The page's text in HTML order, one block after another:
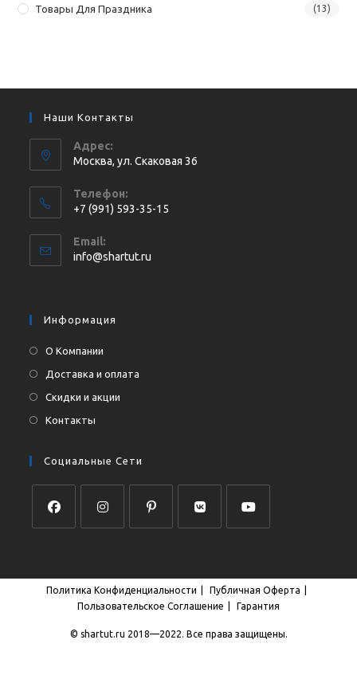
Товары Для Праздника (13)
Наши Контакты
Адрес:
Москва, ул. Cкаковая 36
Телефон:
+7 (991) 593-35-15
в
вашем
Email:
info@shartut.ru
Информация
О Компании
Доставка и оплата
Скидки и акции
Контакты
Социальные Сети
новой
вкладке
новой
вкладке
новой
вкладке
новой
вкладке
новой
вкладке
Политика Конфиденциальности
Публичная Оферта
Пользовательское Соглашение
Гарантия
© shartut.ru 2018—2022. Все права защищены.